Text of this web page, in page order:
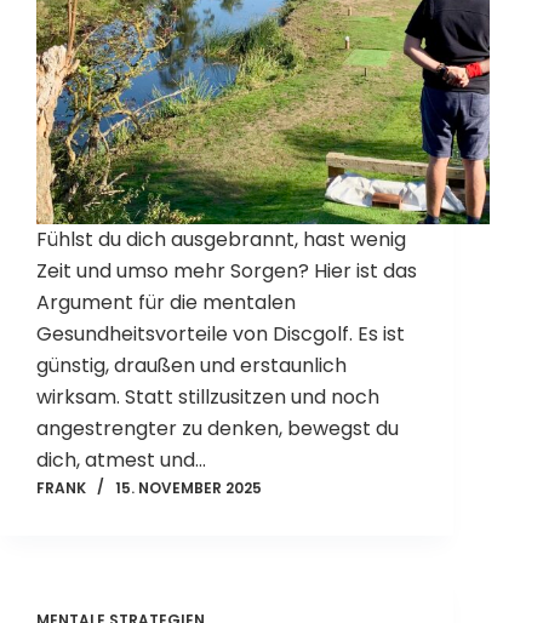
Fühlst du dich ausgebrannt, hast wenig
Zeit und umso mehr Sorgen? Hier ist das
Argument für die mentalen
Gesundheitsvorteile von Discgolf. Es ist
günstig, draußen und erstaunlich
wirksam. Statt stillzusitzen und noch
angestrengter zu denken, bewegst du
dich, atmest und…
FRANK 15. NOVEMBER 2025